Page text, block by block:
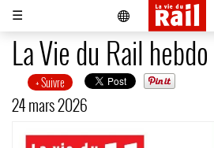
Actualités
Histoire
Associations
Magazines
Vidéos
Partenaires
Pro
Pub
&
Newsletters
S'abonner
Se
réabonner
☰
La Vie du Rail
+ Suivre
24 mars 2026